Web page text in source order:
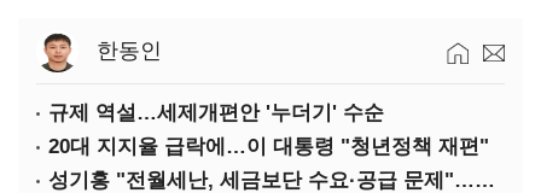
한동인
규제 역설…세제개편안 '누더기' 수순
20대 지지율 급락에…이 대통령 "청년정책 재편"
성기홍 "전월세난, 세금보단 수요·공급 문제"…닥공 시사